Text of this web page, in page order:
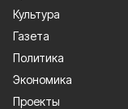
Культура
Газета
Политика
Экономика
Проекты